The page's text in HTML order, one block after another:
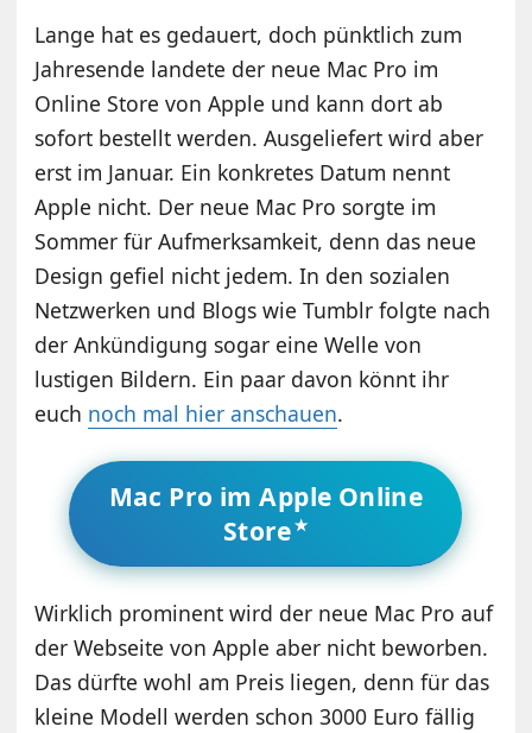
Lange hat es gedauert, doch pünktlich zum
Jahresende landete der neue Mac Pro im
Online Store von Apple und kann dort ab
sofort bestellt werden. Ausgeliefert wird aber
erst im Januar. Ein konkretes Datum nennt
Apple nicht. Der neue Mac Pro sorgte im
Sommer für Aufmerksamkeit, denn das neue
Design gefiel nicht jedem. In den sozialen
Netzwerken und Blogs wie Tumblr folgte nach
der Ankündigung sogar eine Welle von
lustigen Bildern. Ein paar davon könnt ihr
euch noch mal hier anschauen.
Mac Pro im Apple Online
Store
Wirklich prominent wird der neue Mac Pro auf
der Webseite von Apple aber nicht beworben.
Das dürfte wohl am Preis liegen, denn für das
kleine Modell werden schon 3000 Euro fällig